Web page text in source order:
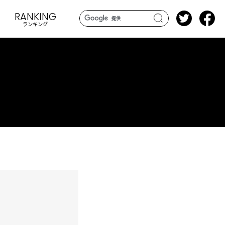
search
RANKING
ランキング